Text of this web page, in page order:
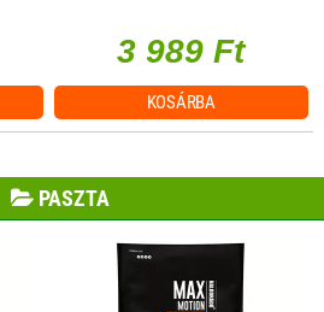
3 989 Ft
KOSÁRBA
PASZTA